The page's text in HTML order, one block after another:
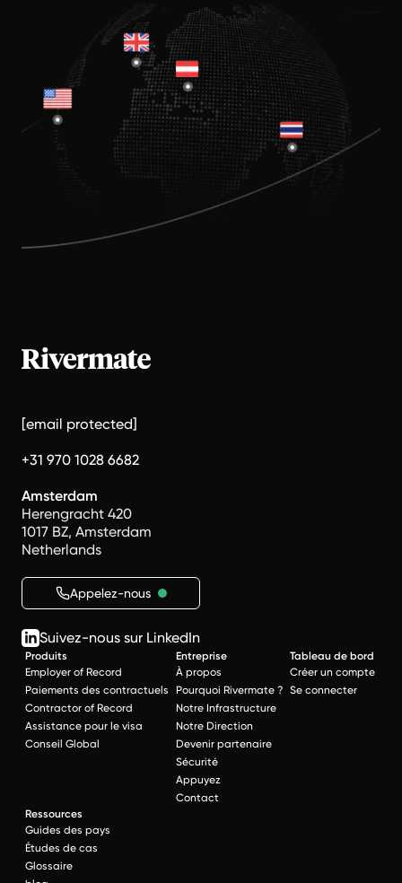
[email protected]
+31 970 1028 6682
Amsterdam
Herengracht 420
1017 BZ, Amsterdam
Netherlands
Appelez-nous
Suivez-nous sur LinkedIn
Produits
Employer of Record
Paiements des contractuels
Contractor of Record
Assistance pour le visa
Conseil Global
Entreprise
À propos
Pourquoi Rivermate ?
Notre Infrastructure
Notre Direction
Devenir partenaire
Sécurité
Appuyez
Contact
Tableau de bord
Créer un compte
Se connecter
Ressources
Guides des pays
Études de cas
Glossaire